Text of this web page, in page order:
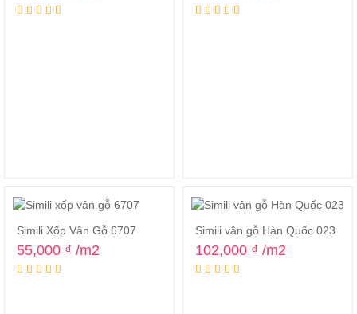
Simili Xốp Vân Gỗ 6707
55,000 ₫ /m2
Simili vân gỗ Hàn Quốc 023
102,000 ₫ /m2